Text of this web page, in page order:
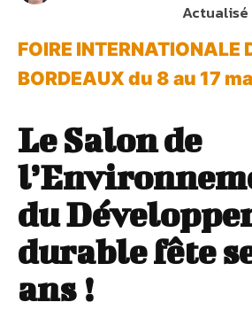
Actualisé
FOIRE INTERNATIONALE
BORDEAUX du 8 au 17
Le Salon de
du
durable fête
ans !